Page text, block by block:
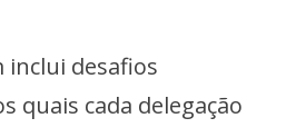
desafios
quais cada delegação